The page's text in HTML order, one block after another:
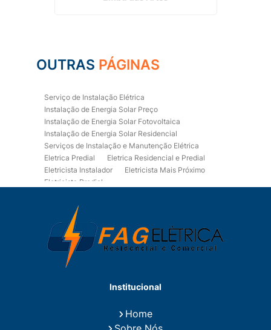
OUTRAS PÁGINAS
Serviço de Instalação Elétrica
Instalação de Energia Solar Preço
Instalação de Energia Solar Fotovoltaica
Instalação de Energia Solar Residencial
Serviços de Instalação e Manutenção Elétrica
Eletrica Predial
Eletrica Residencial e Predial
Eletricista Instalador
Eletricista Mais Próximo
Eletricista Predial
Eletricista Residencial
Eletricista Residencial E Predial
Eletricistas de Manutenção
Empresa de Instalações Elétricas
Empresa de Manutenção Eletrica
Empresa de Prestação de Serviços Eletricos
Fiação para Instalação Eletrica Residencial
Instalação de Energia Solar Residencial Preço
Instalação de Painel Solar
Institucional
Home